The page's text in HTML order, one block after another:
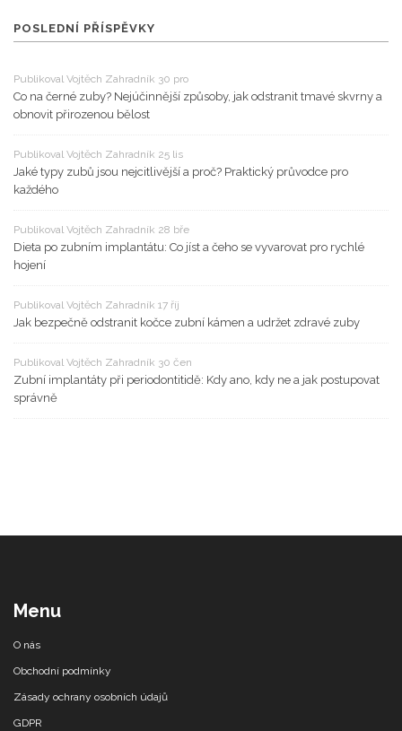
POSLEDNÍ PŘÍSPĚVKY
Publikoval Vojtěch Zahradník 30 pro
Co na černé zuby? Nejúčinnější způsoby, jak odstranit tmavé skvrny a
obnovit přirozenou bělost
Publikoval Vojtěch Zahradník 25 lis
Jaké typy zubů jsou nejcitlivější a proč? Praktický průvodce pro
každého
Publikoval Vojtěch Zahradník 28 bře
Dieta po zubním implantátu: Co jíst a čeho se vyvarovat pro rychlé
hojení
Publikoval Vojtěch Zahradník 17 říj
Jak bezpečně odstranit kočce zubní kámen a udržet zdravé zuby
Publikoval Vojtěch Zahradník 30 čen
Zubní implantáty při periodontitidě: Kdy ano, kdy ne a jak postupovat
správně
Menu
O nás
Obchodní podmínky
Zásady ochrany osobních údajů
GDPR